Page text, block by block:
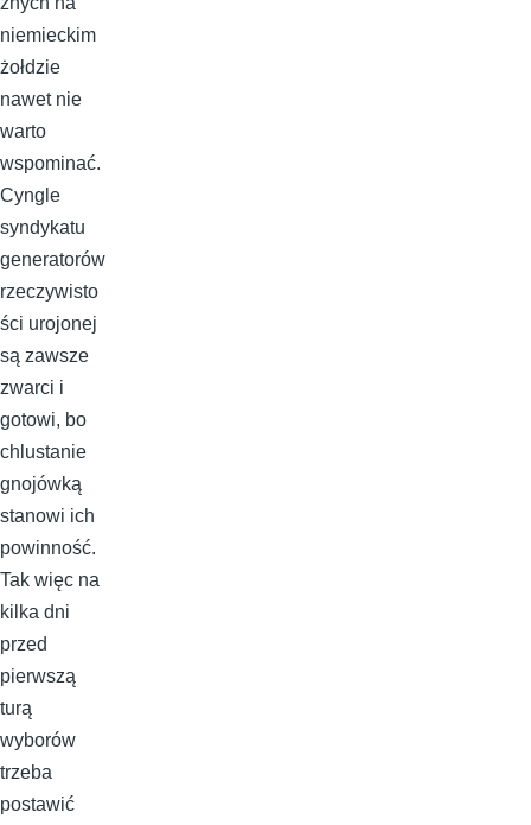
niemieckim
żołdzie
nawet nie
warto
wspominać.
Cyngle
syndykatu
generatorów
rzeczywisto
ści urojonej
są zawsze
zwarci i
gotowi, bo
chlustanie
gnojówką
stanowi ich
powinność.
Tak więc na
kilka dni
przed
pierwszą
turą
wyborów
trzeba
postawić